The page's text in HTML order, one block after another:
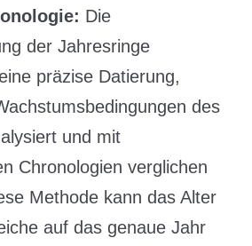
Die
der Jahresringe
präzise Datierung,
des
und mit
Chronologien verglichen
Methode kann das Alter
auf das genaue Jahr